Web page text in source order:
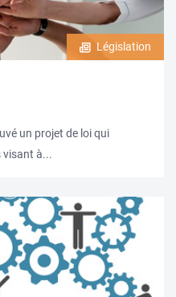
Législation
un projet de loi qui
visant à...